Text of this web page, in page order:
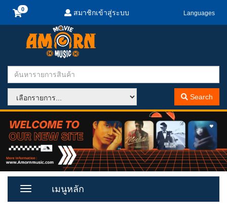
สมาชิกเข้าสู่ระบบ Languages
Search
Toggle
เมนูหลัก